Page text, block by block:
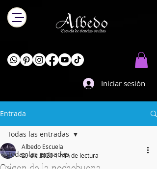
Iniciar sesión
Entrada
Todas las entradas
Todas las entradas
Albedo Escuela
29 dic 20201 min de lectura